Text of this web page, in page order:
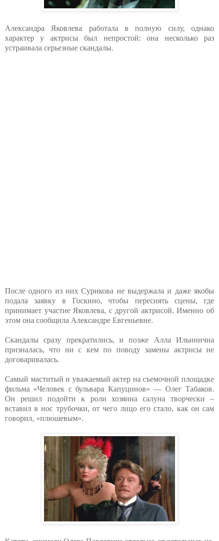
Александра Яковлева работала в полную силу, однако
характер у актрисы был непростой: она несколько раз
устраивала серьезные скандалы.
После одного из них Сурикова не выдержала и даже якобы
подала заявку в Госкино, чтобы переснять сцены, где
принимает участие Яковлева, с другой актрисой. Именно об
этом она сообщила Александре Евгеньевне.
Скандалы сразу прекратились, и позже Алла Ильинична
призналась, что ни с кем по поводу замены актрисы не
договаривалась.
Самый маститый и уважаемый актер на съемочной площадке
фильма «Человек с бульвара Капуцинов» — Олег Табаков.
Он решил подойти к роли хозяина салуна творчески –
вставил в нос трубочки, от чего лицо его стало, как он сам
говорил, «плюшевым».